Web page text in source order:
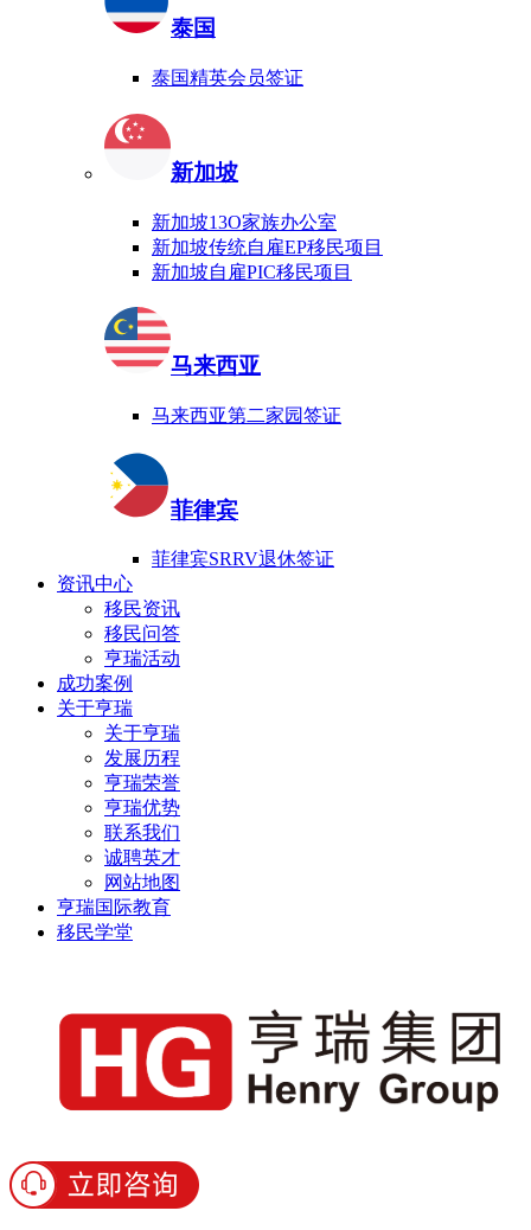
泰国
泰国精英会员签证
新加坡
新加坡13O家族办公室
新加坡传统自雇EP移民项目
新加坡自雇PIC移民项目
马来西亚
马来西亚第二家园签证
菲律宾
菲律宾SRRV退休签证
资讯中心
移民资讯
移民问答
亨瑞活动
成功案例
关于亨瑞
关于亨瑞
发展历程
亨瑞荣誉
亨瑞优势
联系我们
诚聘英才
网站地图
亨瑞国际教育
移民学堂